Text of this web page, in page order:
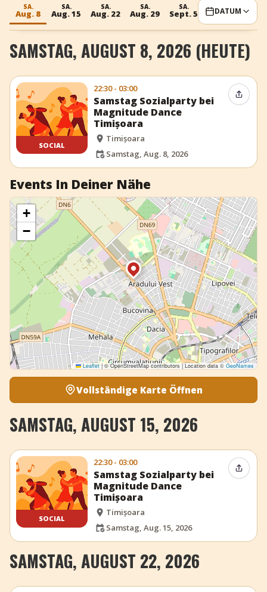
+ Event hinzufügen
SA.
Aug. 8
SA.
Aug. 15
SA.
Aug. 22
SA.
Aug. 29
SA.
Sept. 5 DATUM
SAMSTAG, AUGUST 8, 2026 (HEUTE)
SOCIAL
22:30 - 03:00
Samstag Sozialparty bei
Magnitude Dance
Timișoara
Timișoara
Samstag, Aug. 8, 2026
Event
Events In Deiner Nähe
+
−
Leaflet |© OpenStreetMap contributors | Location data © GeoNames
Vollständige Karte Öffnen
SAMSTAG, AUGUST 15, 2026
SOCIAL
22:30 - 03:00
Samstag Sozialparty bei
Magnitude Dance
Timișoara
Timișoara
Samstag, Aug. 15, 2026
Event
SAMSTAG, AUGUST 22, 2026